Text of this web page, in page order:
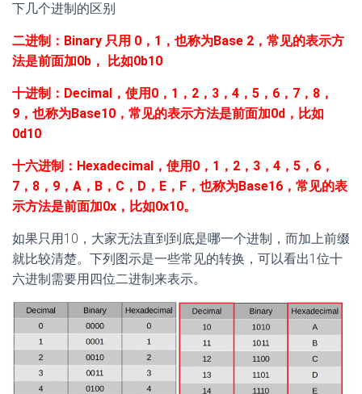
下几个进制的区别
二进制：Binary 只用 0，1，也称为Base 2，常见的表示方
法是前面加0b， 比如0b10
十进制：Decimal，使用0，1，2，3，4，5，6，7，8，
9，也称为Base10，常见的表示方法是前面加0d，比如
0d10
十六进制：Hexadecimal，使用0，1，2，3，4，5，6，
7，8，9，A，B，C，D，E，F，也称为Base16，常见的表
示方法是前面加0x，比如0x10。
如果只用10，大家无法直到到底是哪一个进制，而加上前缀
就比较清楚。下列图示是一些常见的转换，可以看出1位十
六进制需要用四位二进制来表示。